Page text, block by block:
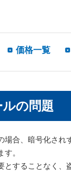
価格一覧
の問題
場合、暗号化さ
。
とすることなく、